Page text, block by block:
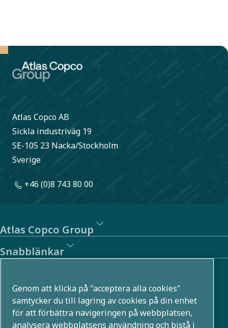
Atlas Copco AB
Sickla industriväg 19
SE-105 23 Nacka/Stockholm
Sverige
+46 (0)8 743 80 00
Atlas Copco Group
Snabblänkar
Atlas Copco Group utvecklar innovativa lösningar i flera
affärsområden, till exempel inom tryckluft, vakuum,
Genom att klicka på "acceptera alla cookies"
samtycker du till lagring av cookies på din enhet
för att förbättra navigeringen på webbplatsen,
analysera webbplatsens användning och bistå i